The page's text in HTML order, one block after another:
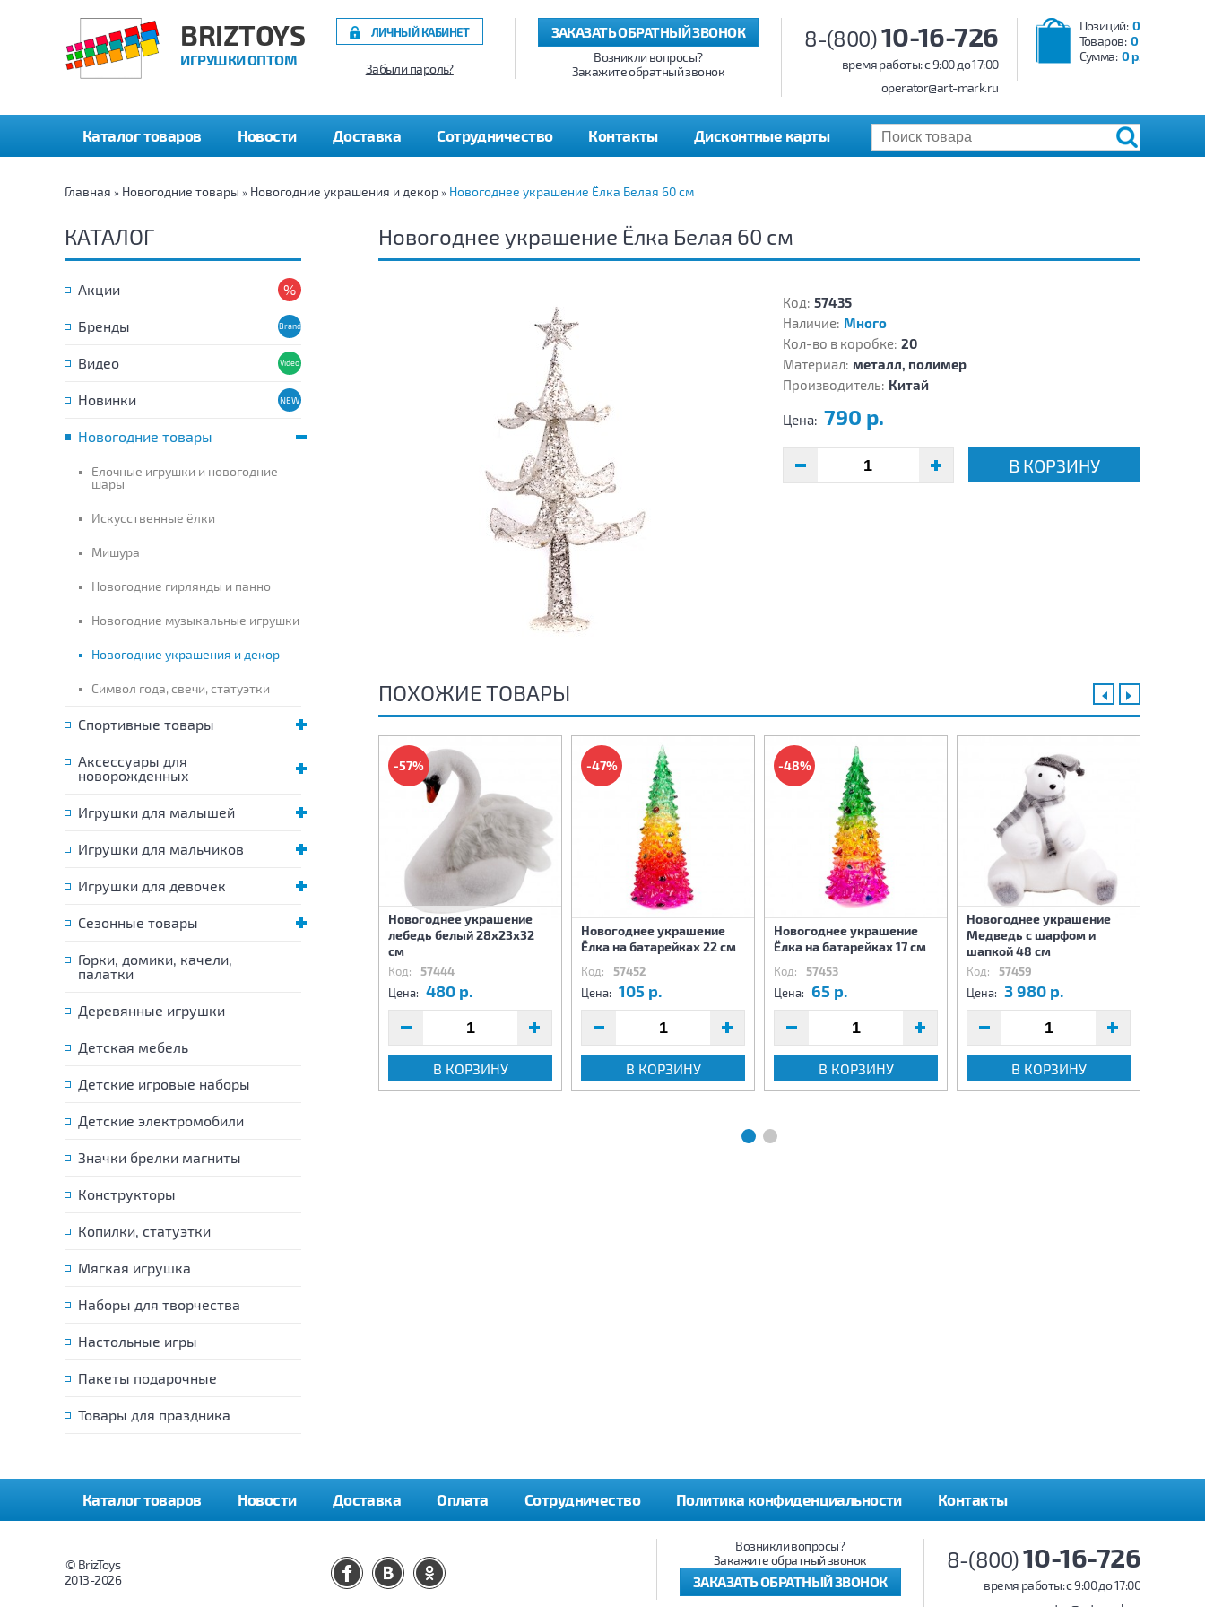
BRIZTOYS
ИГРУШКИ ОПТОМ
Позиций: 0
Товаров: 0
Сумма: 0 р.
8-(800)10-16-726
время работы: c 9:00 до 17:00
operator@art-mark.ru
ЗАКАЗАТЬ ОБРАТНЫЙ ЗВОНОК
Возникли вопросы?
Закажите обратный звонок
ЛИЧНЫЙ КАБИНЕТ
Забыли пароль?
Каталог товаров Новости Доставка Сотрудничество Контакты Дисконтные карты
Главная » Новогодние товары » Новогодние украшения и декор » Новогоднее украшение Ёлка Белая 60 см
КАТАЛОГ
Акции
Бренды
Видео
Новинки
Новогодние товары
Елочные игрушки и новогодние
шары
Искусственные ёлки
Мишура
Новогодние гирлянды и панно
Новогодние музыкальные игрушки
Новогодние украшения и декор
Символ года, свечи, статуэтки
Спортивные товары
Аксессуары для
новорожденных
Игрушки для малышей
Игрушки для мальчиков
Игрушки для девочек
Сезонные товары
Горки, домики, качели,
палатки
Деревянные игрушки
Детская мебель
Детские игровые наборы
Детские электромобили
Значки брелки магниты
Конструкторы
Копилки, статуэтки
Мягкая игрушка
Наборы для творчества
Настольные игры
Пакеты подарочные
Товары для праздника
Новогоднее украшение Ёлка Белая 60 см
Код: 57435
Наличие: Много
Кол-во в коробке: 20
Материал: металл, полимер
Производитель: Китай
Цена: 790 р.
В КОРЗИНУ
ПОХОЖИЕ ТОВАРЫ
Новогоднее украшение
Новогоднее украшение
57471
-57%
Новогоднее украшение
лебедь белый 28х23х32
см
Код: 57444
Цена: 480 р.
В КОРЗИНУ
-47%
Новогоднее украшение
Ёлка на батарейках 22 см
Код: 57452
Цена: 105 р.
В КОРЗИНУ
-48%
Новогоднее украшение
Ёлка на батарейках 17 см
Код: 57453
Цена: 65 р.
В КОРЗИНУ
Новогоднее украшение
Медведь с шарфом и
шапкой 48 см
Код: 57459
Цена: 3 980 р.
В КОРЗИНУ
Каталог товаров Новости Доставка Оплата Сотрудничество Политика конфиденциальности Контакты
8-(800)10-16-726
время работы: c 9:00 до 17:00
Возникли вопросы?
Закажите обратный звонок
ЗАКАЗАТЬ ОБРАТНЫЙ ЗВОНОК
© BrizToys
2013-2026